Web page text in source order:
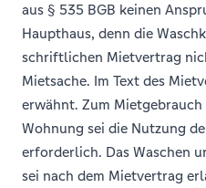
aus § 535 BGB keinen
Haupthaus, denn die
schriftlichen Mietvertrag
Mietsache. Im Text des
erwähnt. Zum Mietgebrauch
Wohnung sei die Nutzung
erforderlich. Das Waschen
sei nach dem Mietvertrag